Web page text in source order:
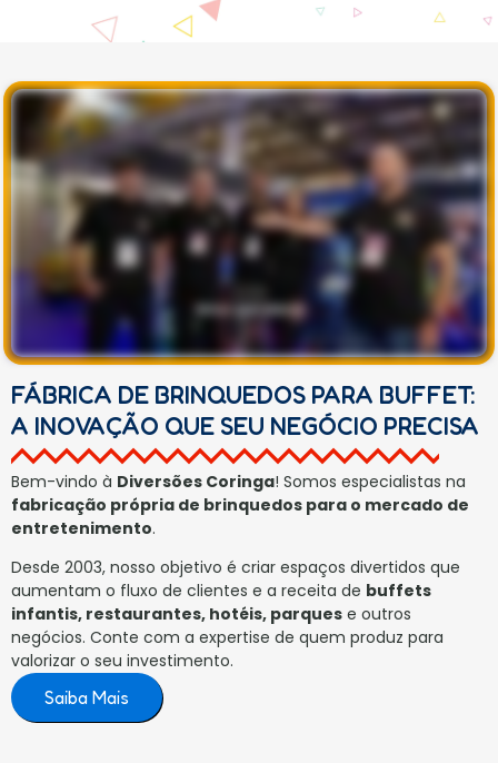
FÁBRICA DE BRINQUEDOS PARA BUFFET:
A INOVAÇÃO QUE SEU NEGÓCIO PRECISA
Bem-vindo à Diversões Coringa! Somos especialistas na
fabricação própria de brinquedos para o mercado de
entretenimento.
Desde 2003, nosso objetivo é criar espaços divertidos que
aumentam o fluxo de clientes e a receita de buffets
infantis, restaurantes, hotéis, parques e outros
negócios. Conte com a expertise de quem produz para
valorizar o seu investimento.
Saiba Mais